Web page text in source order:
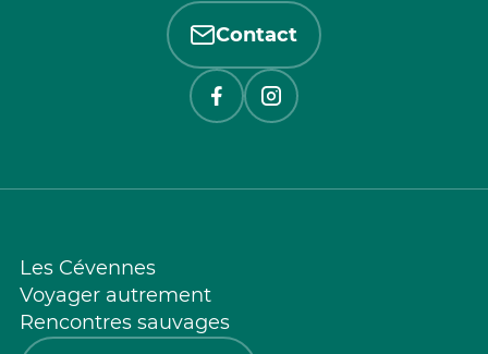
Contact
Les Cévennes
Voyager autrement
Rencontres sauvages